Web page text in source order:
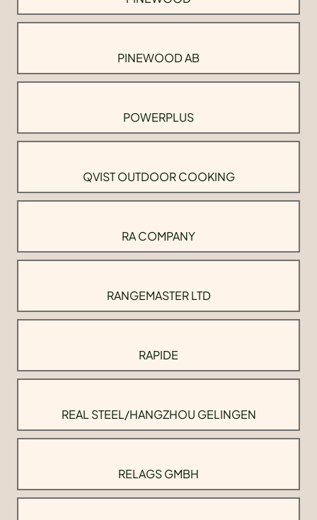
PINEWOOD AB
POWERPLUS
QVIST OUTDOOR COOKING
RA COMPANY
RANGEMASTER LTD
RAPIDE
REAL STEEL/HANGZHOU GELINGEN
RELAGS GMBH